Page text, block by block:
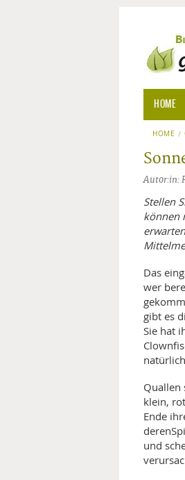
HOME
HOME
Autor:in:
Stellen
können
Das
wer
gibt es
Sie hat
Quallen
klein,
Ende
und